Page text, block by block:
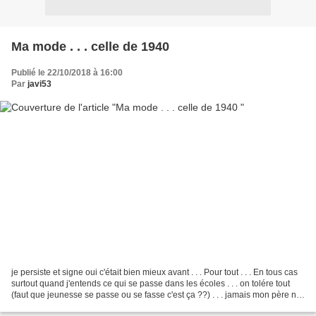
Ma mode . . . celle de 1940
Publié le 22/10/2018 à 16:00
Par javi53
je persiste et signe oui c'était bien mieux avant . . . Pour tout . . . En tous cas
surtout quand j'entends ce qui se passe dans les écoles . . . on tolére tout
(faut que jeunesse se passe ou se fasse c'est ça ??) . . . jamais mon père ne